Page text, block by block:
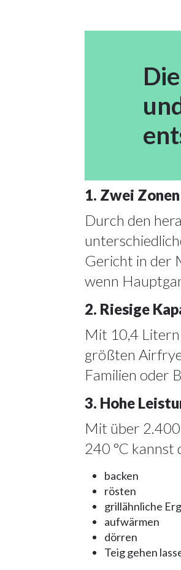
1. Zwei
Durch den
Gericht in der
wenn
2. Riesige
Mit 10,4 Litern
größten
Familien oder
3. Hohe
Mit über 2.400
240 °C
backen
rösten
grillähnliche
aufwärmen
dörren
Teig gehen